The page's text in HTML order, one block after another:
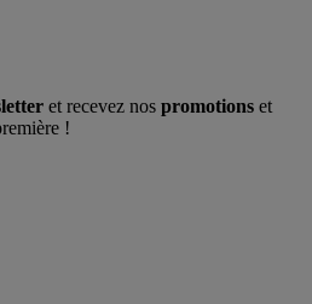
et recevez nos promotions et
!